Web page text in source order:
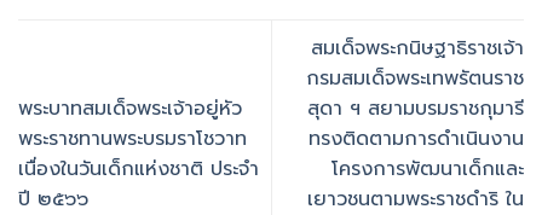
พระบาทสมเด็จพระเจ้าอยู่หัว
พระราชทานพระบรมราโชวาท
เนื่องในวันเด็กแห่งชาติ ประจำ
ปี ๒๕๖๖
สมเด็จพระกนิษฐาธิราชเจ้า
กรมสมเด็จพระเทพรัตนราช
สุดา ฯ สยามบรมราชกุมารี
ทรงติดตามการดำเนินงาน
โครงการพัฒนาเด็กและ
เยาวชนตามพระราชดำริ ใน